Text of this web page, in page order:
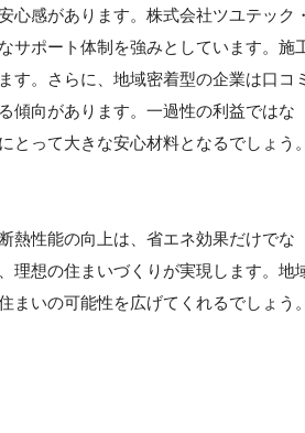
感があります。株式会社ツユテック・
サポート体制を強みとしています。施
す。さらに、地域密着型の企業は口コミ
傾向があります。一過性の利益ではな
って大きな安心材料となるでしょう。
熱性能の向上は、省エネ効果だけでな
理想の住まいづくりが実現します。地
いの可能性を広げてくれるでしょう。